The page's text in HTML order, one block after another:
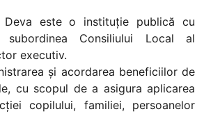
este o instituţie publică cu
Consiliului Local al
executiv.
şi acordarea beneficiilor de
cu scopul de a asigura aplicarea
copilului, familiei, persoanelor